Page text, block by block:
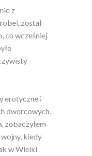
z
został
co wcześniej
erotyczne i
dworcowych.
zobaczyłem
kiedy
w Wielki